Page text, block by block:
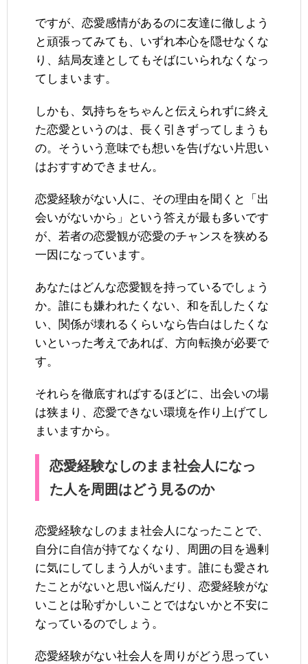
ですが、恋愛感情があるのに友達に徹しよう
と頑張ってみても、いずれ本心を隠せなくな
り、結局友達としてもそばにいられなくなっ
てしまいます。
しかも、気持ちをちゃんと伝えられずに終え
た恋愛というのは、長く引きずってしまうも
の。そういう意味でも想いを告げない片思い
はおすすめできません。
恋愛経験がない人に、その理由を聞くと「出
会いがないから」という答えが最も多いです
が、若者の恋愛観が恋愛のチャンスを狭める
一因になっています。
あなたはどんな恋愛観を持っているでしょう
か。誰にも嫌われたくない、和を乱したくな
い、関係が壊れるくらいなら告白はしたくな
いといった考えであれば、方向転換が必要で
す。
それらを徹底すればするほどに、出会いの場
は狭まり、恋愛できない環境を作り上げてし
まいますから。
恋愛経験なしのまま社会人になっ
た人を周囲はどう見るのか
恋愛経験なしのまま社会人になったことで、
自分に自信が持てなくなり、周囲の目を過剰
に気にしてしまう人がいます。誰にも愛され
たことがないと思い悩んだり、恋愛経験がな
いことは恥ずかしいことではないかと不安に
なっているのでしょう。
恋愛経験がない社会人を周りがどう思ってい